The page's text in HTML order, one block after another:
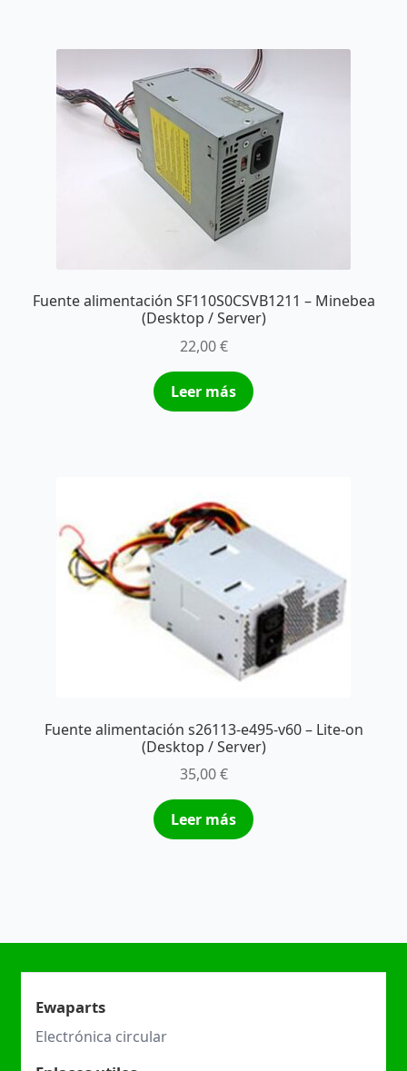
Fuente alimentación SF110S0CSVB1211 – Minebea
(Desktop / Server)
22,00€
Leer más
Fuente alimentación s26113-e495-v60 – Lite-on
(Desktop / Server)
35,00€
Leer más
Ewaparts
Electrónica circular